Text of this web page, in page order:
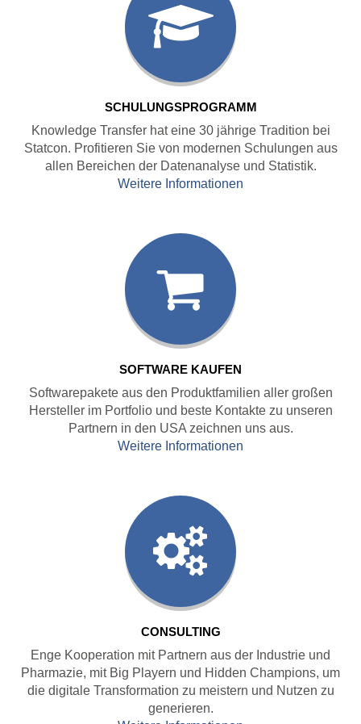
SCHULUNGSPROGRAMM
Knowledge Transfer hat eine 30 jährige Tradition bei
Statcon. Profitieren Sie von modernen Schulungen aus
allen Bereichen der Datenanalyse und Statistik.
Weitere Informationen
SOFTWARE KAUFEN
Softwarepakete aus den Produktfamilien aller großen
Hersteller im Portfolio und beste Kontakte zu unseren
Partnern in den USA zeichnen uns aus.
Weitere Informationen
CONSULTING
Enge Kooperation mit Partnern aus der Industrie und
Pharmazie, mit Big Playern und Hidden Champions, um
die digitale Transformation zu meistern und Nutzen zu
generieren.